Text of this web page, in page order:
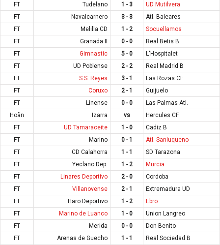
FT
Tudelano 1 - 3
UD Mutilvera
FT
Navalcarnero 3 - 3
Atl. Baleares
FT
Melilla CD 1 - 2
Socuellamos
FT
Granada II 0 - 0
Real Betis B
FT
Gimnastic 5 - 0
L'Hospitalet
FT
UD Poblense 2 - 2
Real Madrid B
FT
S.S. Reyes 3 - 1
Las Rozas CF
FT
Coruxo 2 - 1
Guijuelo
FT
Linense 0 - 0
Las Palmas Atl.
Hoãn
Izarra vs
Hercules CF
FT
UD Tamaraceite 1 - 0
Cadiz B
FT
Marino 0 - 1
Atl. Sanluqueno
FT
CD Calahorra 1 - 1
SD Tarazona
FT
Yeclano Dep. 1 - 2
Murcia
FT
Linares Deportivo 2 - 0
Cordoba
FT
Villanovense 2 - 1
Extremadura UD
FT
Haro Deportivo 1 - 2
Ebro
FT
Marino de Luanco 1 - 0
Union Langreo
FT
Merida 0 - 0
Don Benito
FT
Arenas de Guecho 1 - 1
Real Sociedad B